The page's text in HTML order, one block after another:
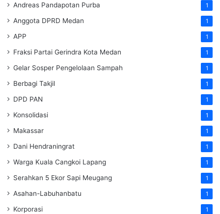
Andreas Pandapotan Purba 1
Anggota DPRD Medan 1
APP 1
Fraksi Partai Gerindra Kota Medan 1
Gelar Sosper Pengelolaan Sampah 1
Berbagi Takjil 1
DPD PAN 1
Konsolidasi 1
Makassar 1
Dani Hendraningrat 1
Warga Kuala Cangkoi Lapang 1
Serahkan 5 Ekor Sapi Meugang 1
Asahan-Labuhanbatu 1
Korporasi 1